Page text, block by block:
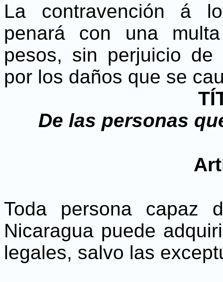
La contravención á
penará con una
pesos, sin perjuicio de
por los daños que se
De las personas
Toda persona capaz
Nicaragua puede
legales, salvo las